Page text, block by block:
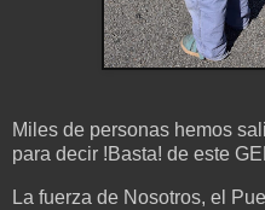
Miles de personas hemos
para decir !Basta! de este
La fuerza de Nosotros, el